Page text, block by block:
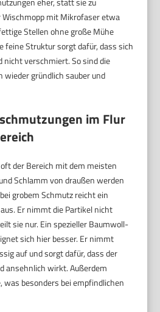
mit Mikrofaser etwa
Stellen ohne große Mühe
feine Struktur sorgt dafür, dass sich
nicht verschmiert. So sind die
wieder gründlich sauber und
im Flur
der Bereich mit dem meisten
Schlamm von draußen werden
grobem Schmutz reicht ein
Er nimmt die Partikel nicht
sie nur. Ein spezieller Baumwoll-
sich hier besser. Er nimmt
auf und sorgt dafür, dass der
ansehnlich wirkt. Außerdem
was besonders bei empfindlichen